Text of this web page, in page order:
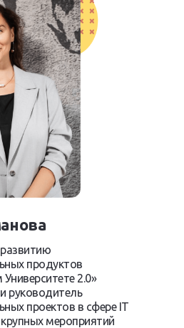
продуктов
2.0»
руководитель
проектов в сфере IT
мероприятий